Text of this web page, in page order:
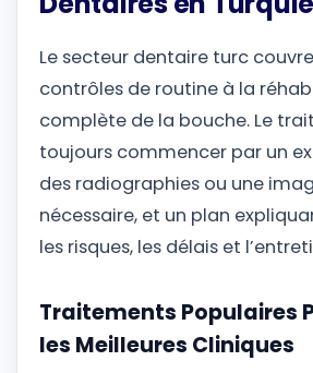
Le secteur dentaire turc
contrôles de routine à la
complète de la bouche. Le
toujours commencer par un
des radiographies ou une
nécessaire, et un plan
les risques, les délais et
Traitements Populaires
les Meilleures Cliniques